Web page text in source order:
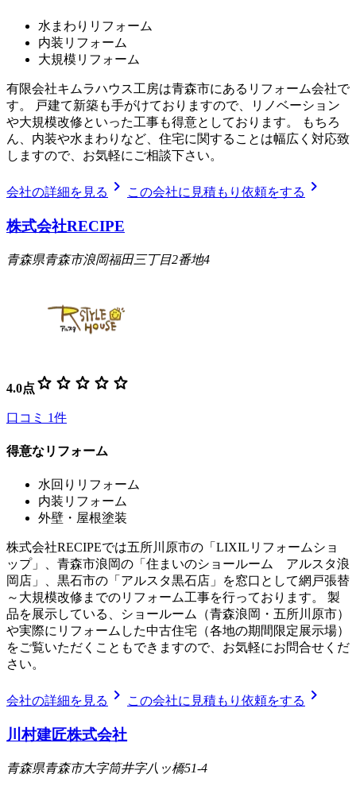
水まわりリフォーム
内装リフォーム
大規模リフォーム
有限会社キムラハウス工房は青森市にあるリフォーム会社で
す。 戸建て新築も手がけておりますので、リノベーション
や大規模改修といった工事も得意としております。 もちろ
ん、内装や水まわりなど、住宅に関することは幅広く対応致
しますので、お気軽にご相談下さい。
会社の詳細を見る chevron_right この会社に見積もり依頼をする chevron_right
株式会社RECIPE
青森県青森市浪岡福田三丁目2番地4
4.0点 star star star star star
口コミ 1件
得意なリフォーム
水回りリフォーム
内装リフォーム
外壁・屋根塗装
株式会社RECIPEでは五所川原市の「LIXILリフォームショ
ップ」、青森市浪岡の「住まいのショールーム アルスタ浪
岡店」、黒石市の「アルスタ黒石店」を窓口として網戸張替
～大規模改修までのリフォーム工事を行っております。 製
品を展示している、ショールーム（青森浪岡・五所川原市）
や実際にリフォームした中古住宅（各地の期間限定展示場）
をご覧いただくこともできますので、お気軽にお問合せくだ
さい。
会社の詳細を見る chevron_right この会社に見積もり依頼をする chevron_right
川村建匠株式会社
青森県青森市大字筒井字八ッ橋51-4